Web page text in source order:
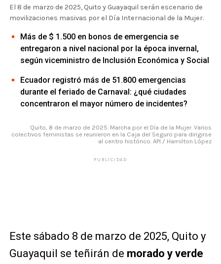
El 8 de marzo de 2025, Quito y Guayaquil serán escenario de
movilizaciones masivas por el Día Internacional de la Mujer.
Más de $ 1.500 en bonos de emergencia se
entregaron a nivel nacional por la época invernal,
según viceministro de Inclusión Económica y Social
Ecuador registró más de 51.800 emergencias
durante el feriado de Carnaval: ¿qué ciudades
concentraron el mayor número de incidentes?
Quito, 8 de marzo de 2025. Marcha por el Día de la Mujer. Varios
colectivos feministas se reunieron en la Caja del Seguro para dirigirse
al centro histórico. API / Hamilton López
PUBLICIDAD
Este sábado 8 de marzo de 2025, Quito y
Guayaquil se teñirán de morado y verde